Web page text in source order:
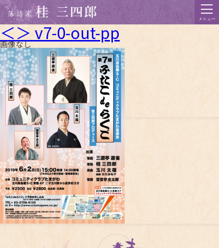
メニュー
＜＞ v7-0-out-pp
画像なし